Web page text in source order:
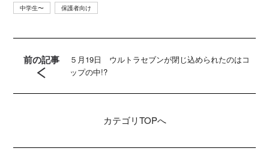
中学生〜 保護者向け
前の記事
５月19日 ウルトラセブンが閉じ込められたのはコ
ップの中!?
カテゴリTOPへ